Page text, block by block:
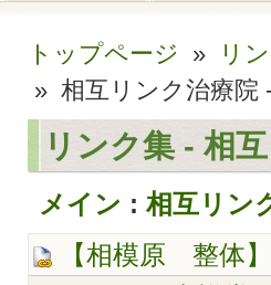
トップページ » リ
» 相互リンク治療院
リンク集 - 相
メイン : 相互リン
【相模原 整体